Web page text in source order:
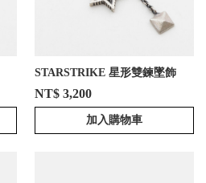
STARSTRIKE 星形雙鍊墜飾
NT$ 3,200
加入購物車